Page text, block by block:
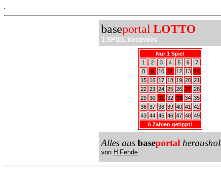
baseportal LOTTO
1 SPIEL kostenlos
Nur 1 Spiel
1
2 3 4 5 6
7
8
9 10 11 12 13 14
15
16 17 18 19 20 21
22 23 24 25 26 27 28
29 30 31 32 33 34 35
36 37 38 39 40 41
42
43 44 45 46 47 48 49
6 Zahlen getippt!
Alles aus baseportal
von H.Fehde